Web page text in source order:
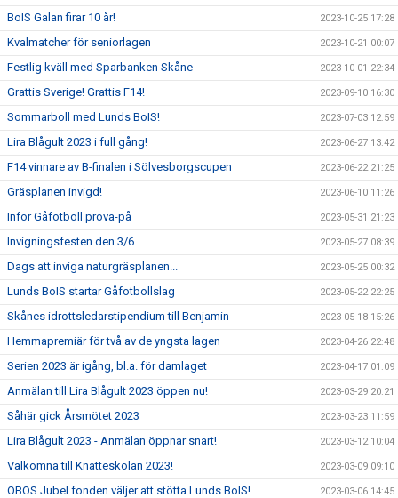
BoIS Galan firar 10 år! 2023-10-25 17:28
Kvalmatcher för seniorlagen 2023-10-21 00:07
Festlig kväll med Sparbanken Skåne 2023-10-01 22:34
Grattis Sverige! Grattis F14! 2023-09-10 16:30
Sommarboll med Lunds BoIS! 2023-07-03 12:59
Lira Blågult 2023 i full gång! 2023-06-27 13:42
F14 vinnare av B-finalen i Sölvesborgscupen 2023-06-22 21:25
Gräsplanen invigd! 2023-06-10 11:26
Inför Gåfotboll prova-på 2023-05-31 21:23
Invigningsfesten den 3/6 2023-05-27 08:39
Dags att inviga naturgräsplanen... 2023-05-25 00:32
Lunds BoIS startar Gåfotbollslag 2023-05-22 22:25
Skånes idrottsledarstipendium till Benjamin 2023-05-18 15:26
Hemmapremiär för två av de yngsta lagen 2023-04-26 22:48
Serien 2023 är igång, bl.a. för damlaget 2023-04-17 01:09
Anmälan till Lira Blågult 2023 öppen nu! 2023-03-29 20:21
Såhär gick Årsmötet 2023 2023-03-23 11:59
Lira Blågult 2023 - Anmälan öppnar snart! 2023-03-12 10:04
Välkomna till Knatteskolan 2023! 2023-03-09 09:10
OBOS Jubel fonden väljer att stötta Lunds BoIS! 2023-03-06 14:45